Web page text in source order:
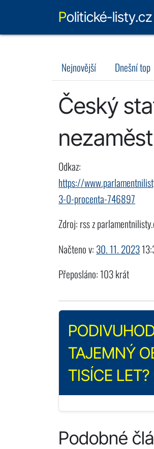
Politické-listy.cz
Nejnovější Dnešní top
Český
Odkaz:
https://
3-0-procenta-746897
Zdroj: rss z
Načteno v: 30. 11. 2023
Přeposláno: 103 krát
TAJEMNÝ
TISÍCE LET?
Podobné